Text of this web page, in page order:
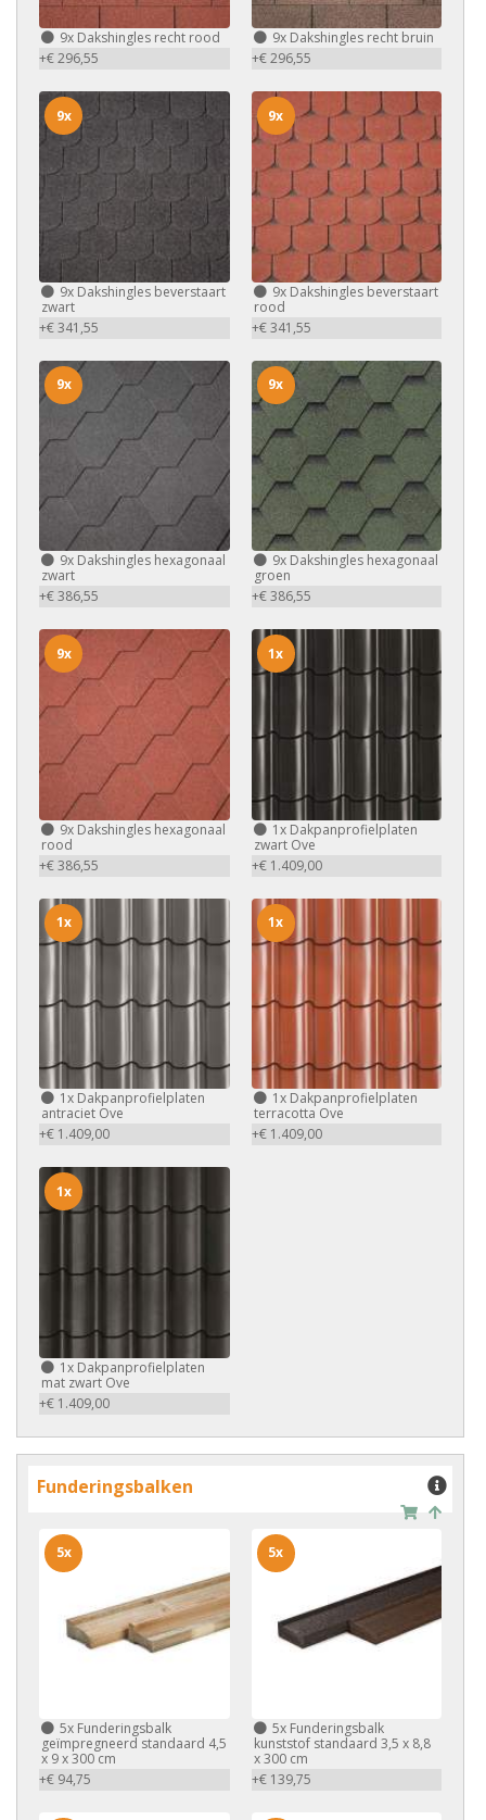
9x Dakshingles recht rood
+€ 296,55
9xDakshingles recht bruin
+€ 296,55
9x Dakshingles beverstaart
zwart
+€ 341,55
9x
9xDakshingles beverstaart
rood
+€ 341,55
9x
9x Dakshingles hexagonaal
zwart
+€ 386,55
9x
9xDakshingles hexagonaal
groen
+€ 386,55
9x
9x Dakshingles hexagonaal
rood
+€ 386,55
9x
1xDakpanprofielplaten
zwart Ove
+€ 1.409,00
1x
1x Dakpanprofielplaten
antraciet Ove
+€ 1.409,00
1x
1xDakpanprofielplaten
terracotta Ove
+€ 1.409,00
1x
1x Dakpanprofielplaten
mat zwart Ove
+€ 1.409,00
1x
Funderingsbalken
5x Funderingsbalk
geïmpregneerd standaard 4,5
x 9 x 300 cm
+€ 94,75
5x
5xFunderingsbalk
kunststof standaard 3,5 x 8,8
x 300 cm
+€ 139,75
5x